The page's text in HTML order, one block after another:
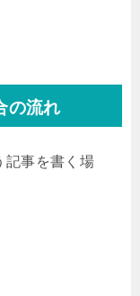
の流れ
記事を書く場